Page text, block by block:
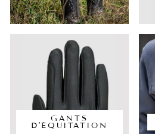
GANTS
D'ÉQUITATION